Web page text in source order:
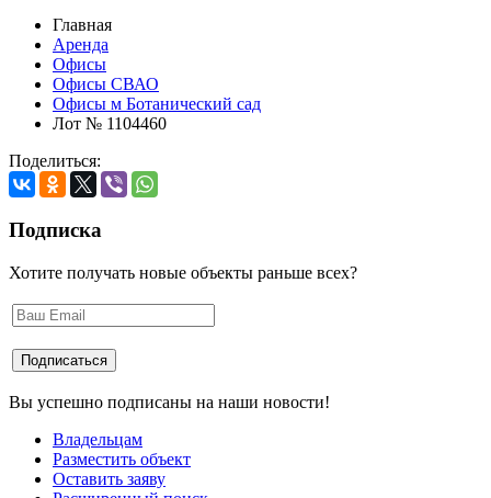
Главная
Аренда
Офисы
Офисы СВАО
Офисы м Ботанический сад
Лот № 1104460
Поделиться:
Подписка
Хотите получать новые объекты раньше всех?
Вы успешно подписаны на наши новости!
Владельцам
Разместить объект
Оставить заяву